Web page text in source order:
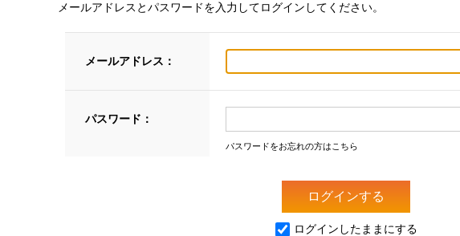
メールアドレスとパスワードを入力してログインしてください。
メールアドレス：
パスワード：
パスワードをお忘れの方はこちら
ログインしたままにする